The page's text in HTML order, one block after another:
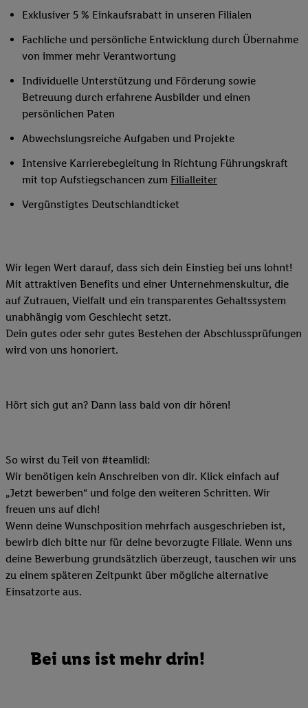
Exklusiver 5 % Einkaufsrabatt in unseren Filialen
Fachliche und persönliche Entwicklung durch Übernahme
von immer mehr Verantwortung
Individuelle Unterstützung und Förderung sowie
Betreuung durch erfahrene Ausbilder und einen
persönlichen Paten
Abwechslungsreiche Aufgaben und Projekte
Intensive Karrierebegleitung in Richtung Führungskraft
mit top Aufstiegschancen zum Filialleiter
Vergünstigtes Deutschlandticket
Wir legen Wert darauf, dass sich dein Einstieg bei uns lohnt!
Mit attraktiven Benefits und einer Unternehmenskultur, die
auf Zutrauen, Vielfalt und ein transparentes Gehaltssystem
unabhängig vom Geschlecht setzt.
Dein gutes oder sehr gutes Bestehen der Abschlussprüfungen
wird von uns honoriert.
Hört sich gut an? Dann lass bald von dir hören!
So wirst du Teil von #teamlidl:
Wir benötigen kein Anschreiben von dir. Klick einfach auf
„Jetzt bewerben“ und folge den weiteren Schritten. Wir
freuen uns auf dich!
Wenn deine Wunschposition mehrfach ausgeschrieben ist,
bewirb dich bitte nur für deine bevorzugte Filiale. Wenn uns
deine Bewerbung grundsätzlich überzeugt, tauschen wir uns
zu einem späteren Zeitpunkt über mögliche alternative
Einsatzorte aus.
Bei uns ist mehr drin!